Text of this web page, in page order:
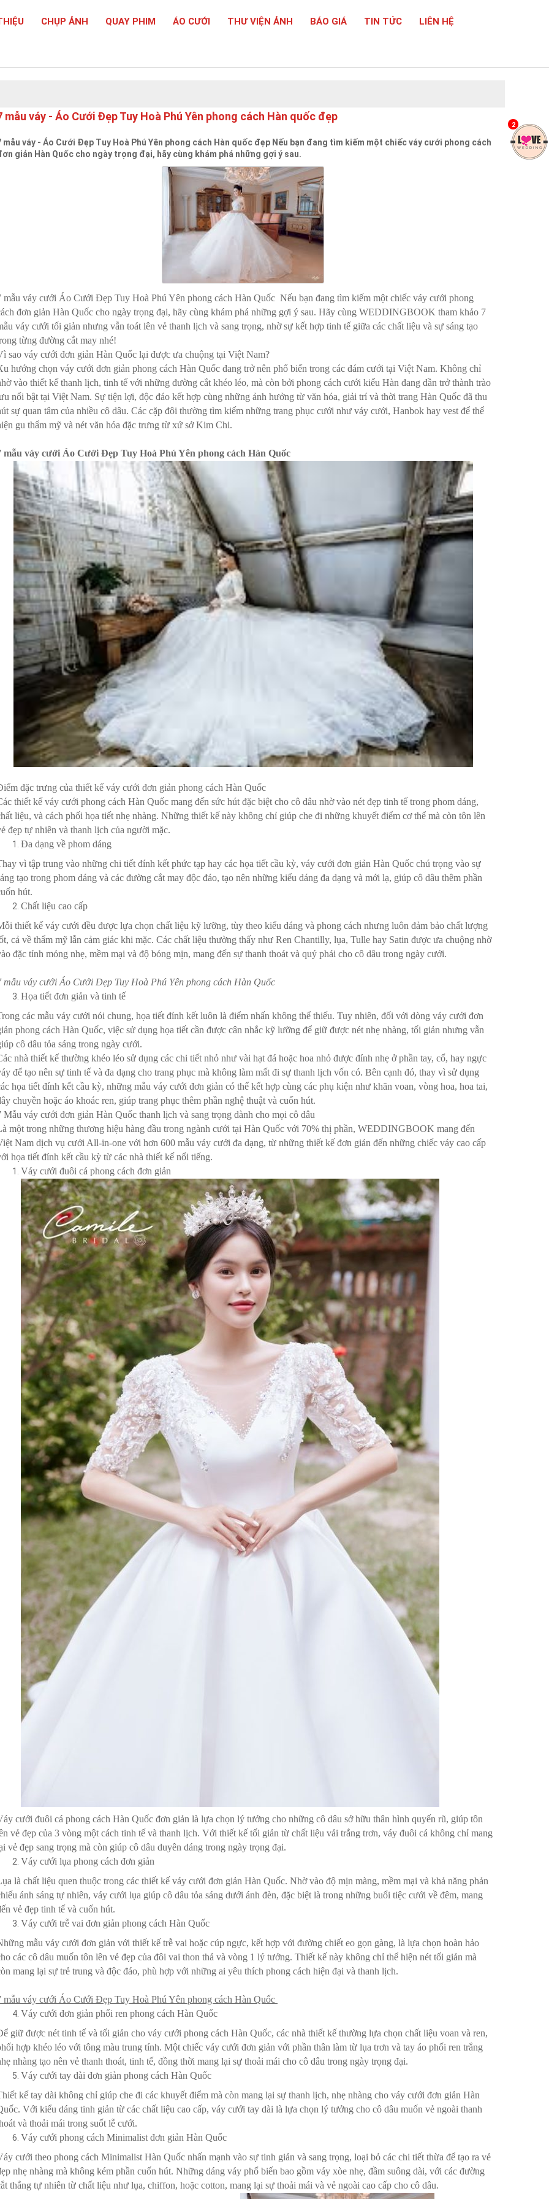
CHỤP ẢNH QUAY PHIM ÁO CƯỚI THƯ VIỆN ẢNH BÁO GIÁ TIN TỨC LIÊN HỆ
mẫu váy - Áo Cưới Đẹp Tuy Hoà Phú Yên phong cách Hàn quốc đẹp
mẫu váy - Áo Cưới Đẹp Tuy Hoà Phú Yên phong cách Hàn quốc đẹp Nếu bạn đang tìm kiếm một chiếc váy cưới phong cách
giản Hàn Quốc cho ngày trọng đại, hãy cùng khám phá những gợi ý sau.
mẫu váy cưới Áo Cưới Đẹp Tuy Hoà Phú Yên phong cách Hàn Quốc Nếu bạn đang tìm kiếm một chiếc váy cưới phong
đơn giản Hàn Quốc cho ngày trọng đại, hãy cùng khám phá những gợi ý sau. Hãy cùng WEDDINGBOOK tham khảo 7
váy cưới tối giản nhưng vẫn toát lên vẻ thanh lịch và sang trọng, nhờ sự kết hợp tinh tế giữa các chất liệu và sự sáng tạo
từng đường cắt may nhé!
sao váy cưới đơn giản Hàn Quốc lại được ưa chuộng tại Việt Nam?
hướng chọn váy cưới đơn giản phong cách Hàn Quốc đang trở nên phổ biến trong các đám cưới tại Việt Nam. Không chỉ
vào thiết kế thanh lịch, tinh tế với những đường cắt khéo léo, mà còn bởi phong cách cưới kiểu Hàn đang dần trở thành trào
nổi bật tại Việt Nam. Sự tiện lợi, độc đáo kết hợp cùng những ảnh hưởng từ văn hóa, giải trí và thời trang Hàn Quốc đã thu
sự quan tâm của nhiều cô dâu. Các cặp đôi thường tìm kiếm những trang phục cưới như váy cưới, Hanbok hay vest để thể
gu thẩm mỹ và nét văn hóa đặc trưng từ xứ sở Kim Chi.
mẫu váy cưới Áo Cưới Đẹp Tuy Hoà Phú Yên phong cách Hàn Quốc
đặc trưng của thiết kế váy cưới đơn giản phong cách Hàn Quốc
thiết kế váy cưới phong cách Hàn Quốc mang đến sức hút đặc biệt cho cô dâu nhờ vào nét đẹp tinh tế trong phom dáng,
liệu, và cách phối họa tiết nhẹ nhàng. Những thiết kế này không chỉ giúp che đi những khuyết điểm cơ thể mà còn tôn lên
đẹp tự nhiên và thanh lịch của người mặc.
Đa dạng về phom dáng
vì tập trung vào những chi tiết đính kết phức tạp hay các họa tiết cầu kỳ, váy cưới đơn giản Hàn Quốc chú trọng vào sự
tạo trong phom dáng và các đường cắt may độc đáo, tạo nên những kiểu dáng đa dạng và mới lạ, giúp cô dâu thêm phần
hút.
Chất liệu cao cấp
thiết kế váy cưới đều được lựa chọn chất liệu kỹ lưỡng, tùy theo kiểu dáng và phong cách nhưng luôn đảm bảo chất lượng
cả về thẩm mỹ lẫn cảm giác khi mặc. Các chất liệu thường thấy như Ren Chantilly, lụa, Tulle hay Satin được ưa chuộng nhờ
đặc tính mỏng nhẹ, mềm mại và độ bóng mịn, mang đến sự thanh thoát và quý phái cho cô dâu trong ngày cưới.
mẫu váy cưới Áo Cưới Đẹp Tuy Hoà Phú Yên phong cách Hàn Quốc
Họa tiết đơn giản và tinh tế
các mẫu váy cưới nói chung, họa tiết đính kết luôn là điểm nhấn không thể thiếu. Tuy nhiên, đối với dòng váy cưới đơn
phong cách Hàn Quốc, việc sử dụng họa tiết cần được cân nhắc kỹ lưỡng để giữ được nét nhẹ nhàng, tối giản nhưng vẫn
cô dâu tỏa sáng trong ngày cưới.
nhà thiết kế thường khéo léo sử dụng các chi tiết nhỏ như vài hạt đá hoặc hoa nhỏ được đính nhẹ ở phần tay, cổ, hay ngực
để tạo nên sự tinh tế và đa dạng cho trang phục mà không làm mất đi sự thanh lịch vốn có. Bên cạnh đó, thay vì sử dụng
họa tiết đính kết cầu kỳ, những mẫu váy cưới đơn giản có thể kết hợp cùng các phụ kiện như khăn voan, vòng hoa, hoa tai,
chuyền hoặc áo khoác ren, giúp trang phục thêm phần nghệ thuật và cuốn hút.
Mẫu váy cưới đơn giản Hàn Quốc thanh lịch và sang trọng dành cho mọi cô dâu
một trong những thương hiệu hàng đầu trong ngành cưới tại Hàn Quốc với 70% thị phần, WEDDINGBOOK mang đến
Nam dịch vụ cưới All-in-one với hơn 600 mẫu váy cưới đa dạng, từ những thiết kế đơn giản đến những chiếc váy cao cấp
họa tiết đính kết cầu kỳ từ các nhà thiết kế nổi tiếng.
Váy cưới đuôi cá phong cách đơn giản
cưới đuôi cá phong cách Hàn Quốc đơn giản là lựa chọn lý tưởng cho những cô dâu sở hữu thân hình quyến rũ, giúp tôn
vẻ đẹp của 3 vòng một cách tinh tế và thanh lịch. Với thiết kế tối giản từ chất liệu vải trắng trơn, váy đuôi cá không chỉ mang
vẻ đẹp sang trọng mà còn giúp cô dâu duyên dáng trong ngày trọng đại.
Váy cưới lụa phong cách đơn giản
là chất liệu quen thuộc trong các thiết kế váy cưới đơn giản Hàn Quốc. Nhờ vào độ mịn màng, mềm mại và khả năng phản
ánh sáng tự nhiên, váy cưới lụa giúp cô dâu tỏa sáng dưới ánh đèn, đặc biệt là trong những buổi tiệc cưới về đêm, mang
vẻ đẹp tinh tế và cuốn hút.
Váy cưới trễ vai đơn giản phong cách Hàn Quốc
mẫu váy cưới đơn giản với thiết kế trễ vai hoặc cúp ngực, kết hợp với đường chiết eo gọn gàng, là lựa chọn hoàn hảo
các cô dâu muốn tôn lên vẻ đẹp của đôi vai thon thả và vòng 1 lý tưởng. Thiết kế này không chỉ thể hiện nét tối giản mà
mang lại sự trẻ trung và độc đáo, phù hợp với những ai yêu thích phong cách hiện đại và thanh lịch.
mẫu váy cưới Áo Cưới Đẹp Tuy Hoà Phú Yên phong cách Hàn Quốc
Váy cưới đơn giản phối ren phong cách Hàn Quốc
giữ được nét tinh tế và tối giản cho váy cưới phong cách Hàn Quốc, các nhà thiết kế thường lựa chọn chất liệu voan và ren,
hợp khéo léo với tông màu trung tính. Một chiếc váy cưới đơn giản với phần thân làm từ lụa trơn và tay áo phối ren trắng
nhàng tạo nên vẻ thanh thoát, tinh tế, đồng thời mang lại sự thoải mái cho cô dâu trong ngày trọng đại.
Váy cưới tay dài đơn giản phong cách Hàn Quốc
kế tay dài không chỉ giúp che đi các khuyết điểm mà còn mang lại sự thanh lịch, nhẹ nhàng cho váy cưới đơn giản Hàn
Với kiểu dáng tinh giản từ các chất liệu cao cấp, váy cưới tay dài là lựa chọn lý tưởng cho cô dâu muốn vẻ ngoài thanh
và thoải mái trong suốt lễ cưới.
Váy cưới phong cách Minimalist đơn giản Hàn Quốc
cưới theo phong cách Minimalist Hàn Quốc nhấn mạnh vào sự tinh giản và sang trọng, loại bỏ các chi tiết thừa để tạo ra vẻ
nhẹ nhàng mà không kém phần cuốn hút. Những dáng váy phổ biến bao gồm váy xòe nhẹ, đầm suông dài, với các đường
thẳng tự nhiên từ chất liệu như lụa, chiffon, hoặc cotton, mang lại sự thoải mái và vẻ ngoài cao cấp cho cô dâu.
2